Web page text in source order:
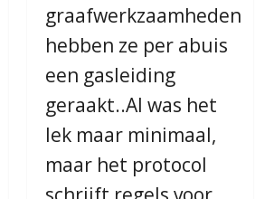
graafwerkzaamheden
hebben ze per abuis
een gasleiding
geraakt..Al was het
lek maar minimaal,
maar het protocol